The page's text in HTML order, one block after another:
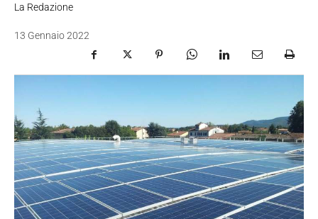
La Redazione
13 Gennaio 2022